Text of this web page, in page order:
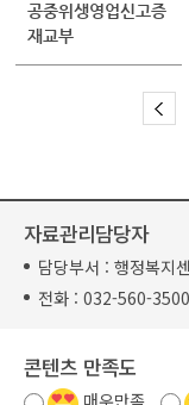
공중위생영업신고증
재교부
자료관리담당자
담당부서 : 행정복지
전화 : 032-560-3500
콘텐츠 만족도
매우만족